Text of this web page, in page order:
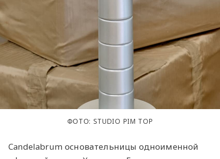
ФОТО: STUDIO PIM TOP
Candelabrum основательницы одноименной